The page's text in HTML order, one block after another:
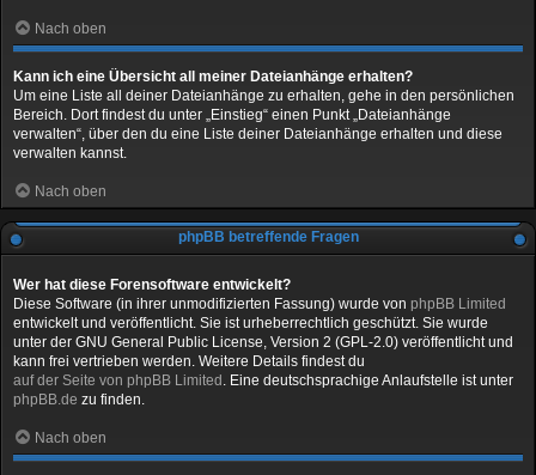
Nach oben
Kann ich eine Übersicht all meiner Dateianhänge erhalten?
Um eine Liste all deiner Dateianhänge zu erhalten, gehe in den persönlichen
Bereich. Dort findest du unter „Einstieg“ einen Punkt „Dateianhänge
verwalten“, über den du eine Liste deiner Dateianhänge erhalten und diese
verwalten kannst.
Nach oben
phpBB betreffende Fragen
Wer hat diese Forensoftware entwickelt?
Diese Software (in ihrer unmodifizierten Fassung) wurde von phpBB Limited
entwickelt und veröffentlicht. Sie ist urheberrechtlich geschützt. Sie wurde
unter der GNU General Public License, Version 2 (GPL-2.0) veröffentlicht und
kann frei vertrieben werden. Weitere Details findest du
auf der Seite von phpBB Limited . Eine deutschsprachige Anlaufstelle ist unter
phpBB.de zu finden.
Nach oben